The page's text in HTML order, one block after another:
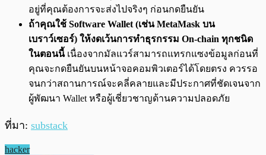
อยู่ที่คุณต้องการจะส่งไปจริงๆ ก่อนกดยืนยัน
ถ้าคุณใช้ Software Wallet (เช่น MetaMask บน
เบราว์เซอร์) ให้งดเว้นการทำธุรกรรม On-chain ทุกชนิด
ในตอนนี้เนื่องจากมัลแวร์สามารถแทรกแซงข้อมูลก่อนที่
คุณจะกดยืนยันบนหน้าจอคอมพิวเตอร์ได้โดยตรง ควรรอ
จนกว่าสถานการณ์จะคลี่คลายและมีประกาศที่ชัดเจนจาก
ผู้พัฒนา Wallet หรือผู้เชี่ยวชาญด้านความปลอดภัย
ที่มา: substack
hacker